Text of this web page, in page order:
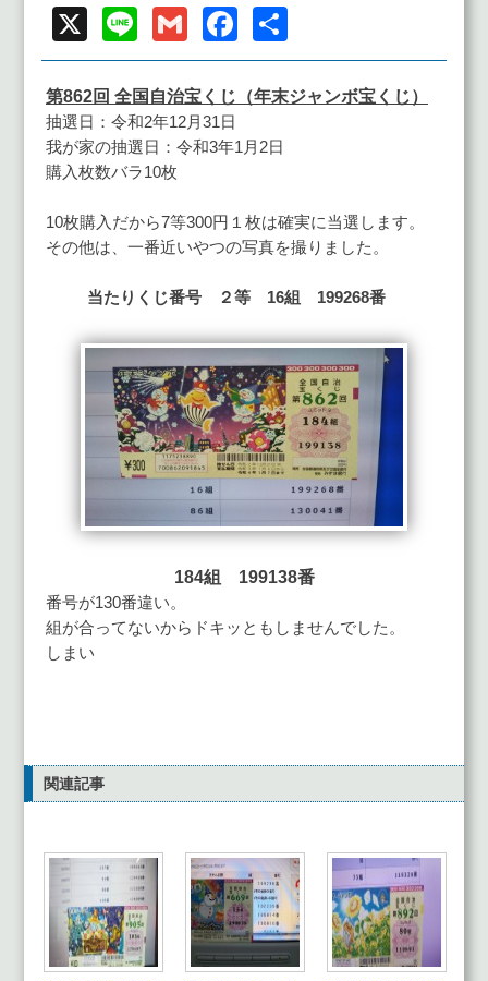
X Line GmailFacebook
有
第862回 全国自治宝くじ（年末ジャンボ宝くじ）
抽選日：令和2年12月31日
我が家の抽選日：令和3年1月2日
購入枚数バラ10枚
10枚購入だから7等300円１枚は確実に当選します。
その他は、一番近いやつの写真を撮りました。
当たりくじ番号 ２等 16組 199268番
184組 199138番
番号が130番違い。
組が合ってないからドキッともしませんでした。
しまい
関連記事